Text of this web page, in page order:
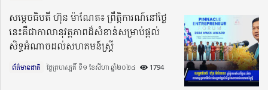
សម្តេចធិបតី ហ៊ុន ម៉ាណែត៖ ព្រឹត្តិការណ៍នៅថ្ងៃ
នេះគឺជាកាលានុវត្តភាពដ៏សំខាន់សម្រាប់ផ្តល់
សិទ្ធអំណាចដល់សហគមន៍ស្រ្តី
ព័ត៌មានជាតិ ថ្ងៃព្រហស្បតិ៍ ទី១ ខែសីហា ឆ្នាំ២០២៤​ 1794